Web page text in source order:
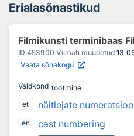
Erialasõnastikud
Filmikunsti terminibaas
ID 453900 Viimati muudetud
Vaata sõnakogu
Valdkond tootmine
et
näitlejate
en
cast numbering